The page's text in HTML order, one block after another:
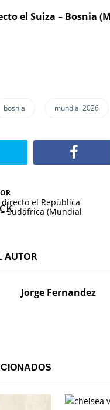
el Suiza – Bosnia
bosnia mundial 2026
directo el República
Sudáfrica (Mundial
AUTOR
Jorge Fernandez